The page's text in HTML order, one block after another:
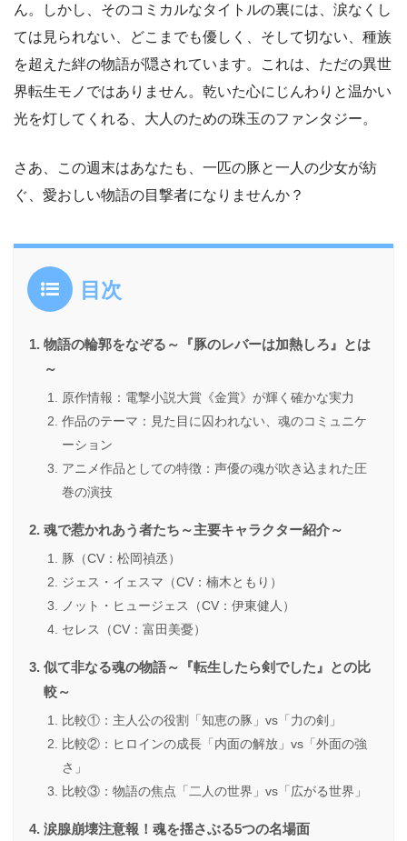
ん。しかし、そのコミカルなタイトルの裏には、涙なくし
ては見られない、どこまでも優しく、そして切ない、種族
を超えた絆の物語が隠されています。これは、ただの異世
界転生モノではありません。乾いた心にじんわりと温かい
光を灯してくれる、大人のための珠玉のファンタジー。
さあ、この週末はあなたも、一匹の豚と一人の少女が紡
ぐ、愛おしい物語の目撃者になりませんか？
目次
物語の輪郭をなぞる～『豚のレバーは加熱しろ』とは
～
原作情報：電撃小説大賞《金賞》が輝く確かな実力
作品のテーマ：見た目に囚われない、魂のコミュニケ
ーション
アニメ作品としての特徴：声優の魂が吹き込まれた圧
巻の演技
魂で惹かれあう者たち～主要キャラクター紹介～
豚（CV：松岡禎丞）
ジェス・イェスマ（CV：楠木ともり）
ノット・ヒュージェス（CV：伊東健人）
セレス（CV：富田美憂）
似て非なる魂の物語～『転生したら剣でした』との比
較～
比較①：主人公の役割「知恵の豚」vs「力の剣」
比較②：ヒロインの成長「内面の解放」vs「外面の強
さ」
比較③：物語の焦点「二人の世界」vs「広がる世界」
涙腺崩壊注意報！魂を揺さぶる5つの名場面